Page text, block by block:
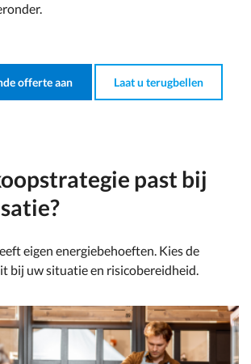
offerte aan Laat u terugbellen
past bij
eigen energiebehoeften. Kies de
bij uw situatie en risicobereidheid.